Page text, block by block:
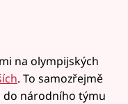
na olympijských
. To samozřejmě
do národního týmu